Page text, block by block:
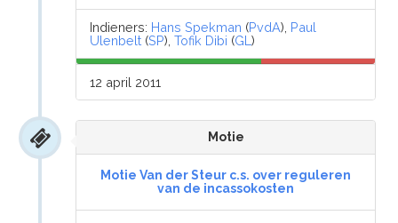
Indieners: Hans Spekman (PvdA), Paul
Ulenbelt (SP),Tofik Dibi (GL)
12 april 2011
Motie
Motie Van der Steur c.s. over reguleren
van de incassokosten